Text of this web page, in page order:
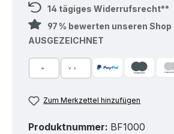
14 tägiges Widerrufsrecht**
97 % bewerten unseren Shop
AUSGEZEICHNET
Zum Merkzettel hinzufügen
Produktnummer: BF1000